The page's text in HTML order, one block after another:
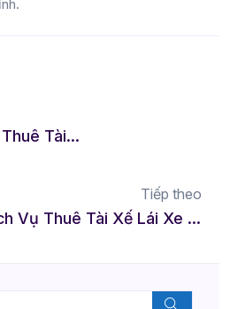
So Sánh Giữa Việc Thuê Tài Xế Riêng Và Sử Dụng Dịch Vụ Lái Xe Hộ Let Me Drive
Tiếp theo
Dịch Vụ Thuê Tài Xế Lái Xe Hộ Tại Vĩnh Long – An Toàn Và Tiện Lợi Cho Mọi Hành Trình